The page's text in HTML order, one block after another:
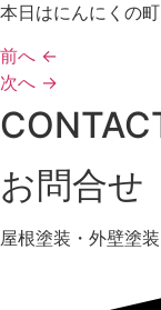
本日はにんにくの
前へ ←
次へ →
お問合せ
屋根塗装・外壁塗